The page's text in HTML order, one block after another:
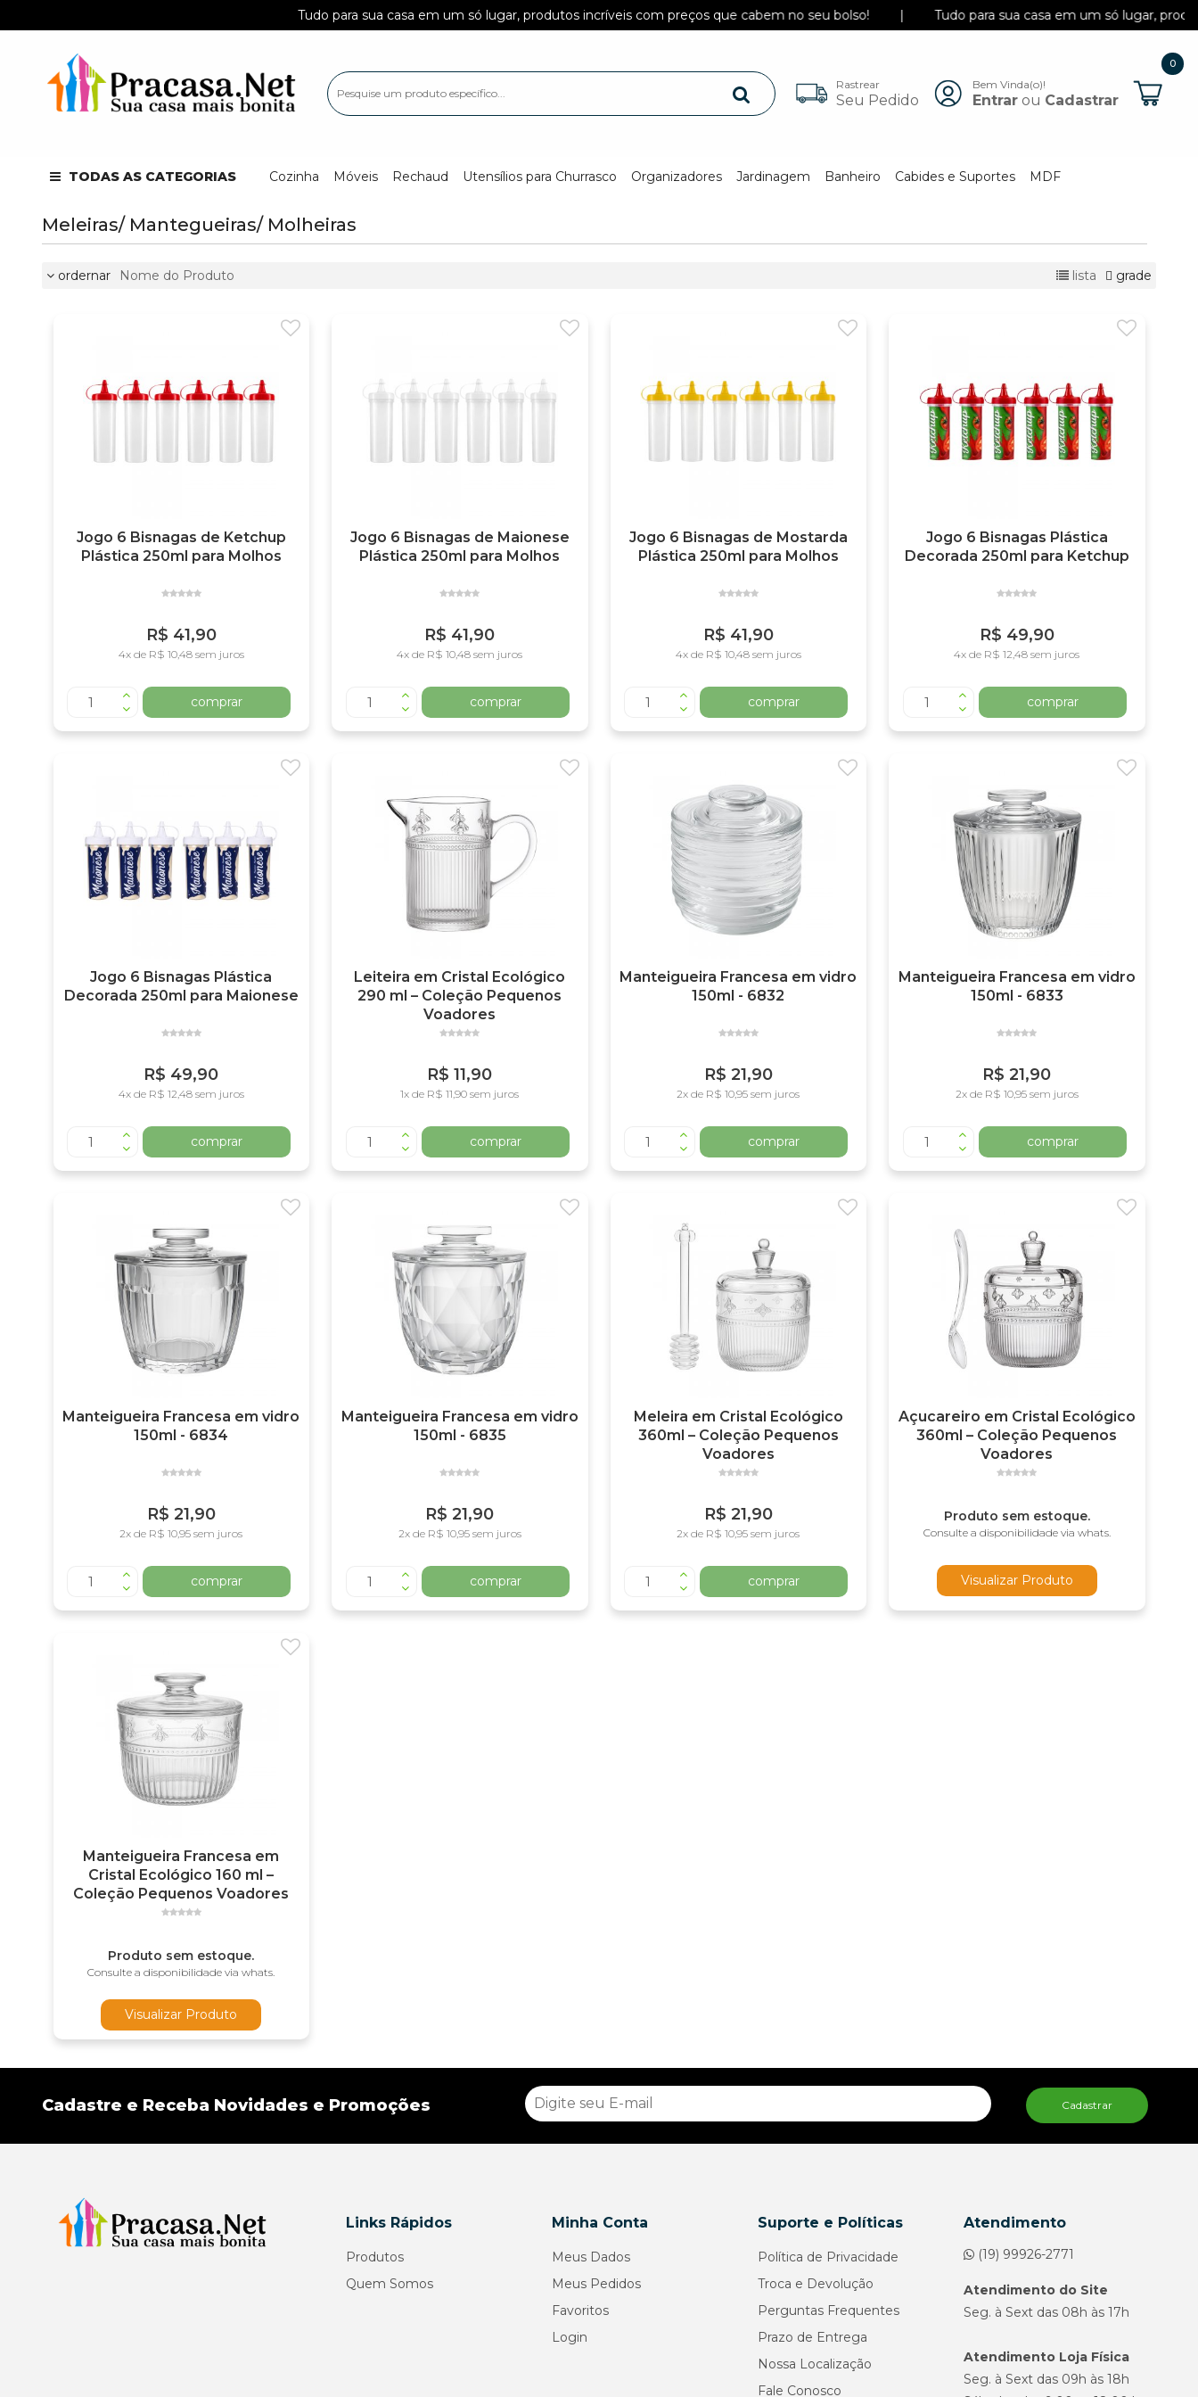
Tudo para sua casa em um só lugar, produtos incríveis com preços que cabem no seu bolso! | Tudo para sua casa em um só lugar, produtos
Rastrear
Seu Pedido
Bem Vinda(o)!
Entrarou Cadastrar
0
Itens
TODAS AS CATEGORIAS Cozinha Móveis Rechaud Utensílios para Churrasco Organizadores Jardinagem Banheiro Cabides e Suportes MDF
Meleiras/ Mantegueiras/ Molheiras
ordernar lista grade
Jogo 6 Bisnagas de Ketchup
Plástica 250ml para Molhos
R$ 41,90
4x de R$ 10,48 sem juros
comprar
Jogo 6 Bisnagas de Maionese
Plástica 250ml para Molhos
R$ 41,90
4x de R$ 10,48 sem juros
comprar
Jogo 6 Bisnagas de Mostarda
Plástica 250ml para Molhos
R$ 41,90
4x de R$ 10,48 sem juros
comprar
Jogo 6 Bisnagas Plástica
Decorada 250ml para Ketchup
R$ 49,90
4x de R$ 12,48 sem juros
comprar
Jogo 6 Bisnagas Plástica
Decorada 250ml para Maionese
R$ 49,90
4x de R$ 12,48 sem juros
comprar
Leiteira em Cristal Ecológico
290 ml – Coleção Pequenos
Voadores
R$ 11,90
1x de R$ 11,90 sem juros
comprar
Manteigueira Francesa em vidro
150ml - 6832
R$ 21,90
2x de R$ 10,95 sem juros
comprar
Manteigueira Francesa em vidro
150ml - 6833
R$ 21,90
2x de R$ 10,95 sem juros
comprar
Manteigueira Francesa em vidro
150ml - 6834
R$ 21,90
2x de R$ 10,95 sem juros
comprar
Manteigueira Francesa em vidro
150ml - 6835
R$ 21,90
2x de R$ 10,95 sem juros
comprar
Meleira em Cristal Ecológico
360ml – Coleção Pequenos
Voadores
R$ 21,90
2x de R$ 10,95 sem juros
comprar
Açucareiro em Cristal Ecológico
360ml – Coleção Pequenos
Voadores
Produto sem estoque.
Consulte a disponibilidade via whats.
Visualizar Produto
Manteigueira Francesa em
Cristal Ecológico 160 ml –
Coleção Pequenos Voadores
Produto sem estoque.
Consulte a disponibilidade via whats.
Visualizar Produto
Cadastre e Receba Novidades e Promoções Cadastrar
Links Rápidos
Produtos
Quem Somos
Minha Conta
Meus Dados
Meus Pedidos
Favoritos
Login
Suporte e Políticas
Política de Privacidade
Troca e Devolução
Perguntas Frequentes
Prazo de Entrega
Nossa Localização
Fale Conosco
Atendimento
(19) 99926-2771
Atendimento do Site
Seg. à Sext das 08h às 17h
Atendimento Loja Física
Seg. à Sext das 09h às 18h